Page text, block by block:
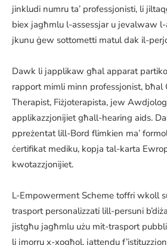
jinkludi numru ta’ professjonisti, li
biex jagħmlu l-assessjar u jevalwaw
jkunu ġew sottometti matul dak il-
Dawk li japplikaw għal apparat
rapport mimli minn professjonist, bħal
Therapist, Fiżjoterapista, jew
applikazzjonijiet għall-hearing aids.
ppreżentat lill-Bord flimkien ma’
ċertifikat mediku, kopja tal-karta
kwotazzjonijiet.
L-Empowerment Scheme toffri wkoll
trasport personalizzati lill-persuni
jistgħu jagħmlu użu mit-trasport
li jmorru x-xogħol, jattendu